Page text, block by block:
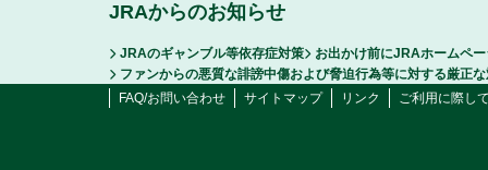
JRAからのお知らせ
JRAのギャンブル等依存症対策
お出かけ前にJRAホームペ
ファンからの悪質な誹謗中傷および脅迫行為等に対する厳正
FAQ/お問い合わせ
サイトマップ リンク ご利用に際し